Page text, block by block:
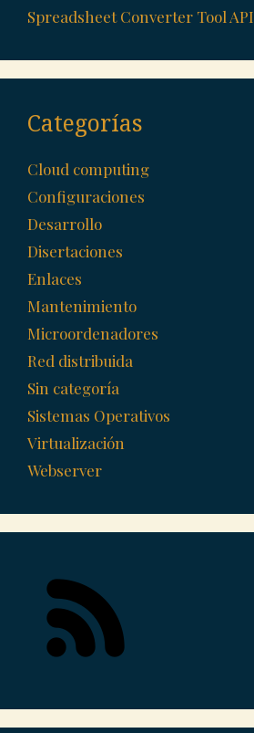
Spreadsheet Converter Tool API
Categorías
Cloud computing
Configuraciones
Desarrollo
Disertaciones
Enlaces
Mantenimiento
Microordenadores
Red distribuida
Sin categoría
Sistemas Operativos
Virtualización
Webserver